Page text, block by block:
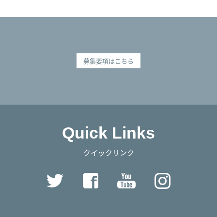
募集要項はこちら
Quick Links
クイックリンク
Twitter FacebookYouTube